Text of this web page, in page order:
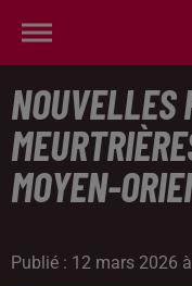
NOUVELLES
MOYEN-
Publié : 12 mars 2026